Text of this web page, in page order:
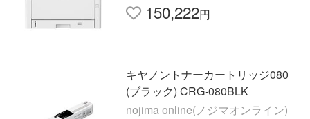
150,222円
キヤノントナーカートリッジ080
(ブラック) CRG-080BLK
nojima online(ノジマオンライン)